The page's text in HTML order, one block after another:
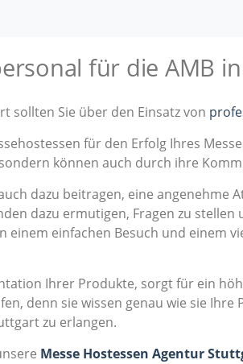
für die AMB
sollten Sie über den Einsatz von
für den Erfolg Ihres
können auch durch ihre
dazu beitragen, eine
dazu ermutigen, Fragen zu
einem einfachen Besuch und einem
Ihrer Produkte, sorgt für ein
denn sie wissen genau wie sie
zu erlangen.
Messe Hostessen Agentur